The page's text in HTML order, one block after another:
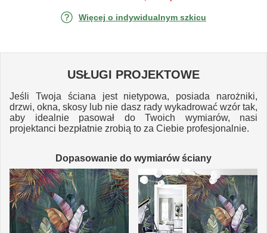
Więcej o indywidualnym szkicu
USŁUGI PROJEKTOWE
Jeśli Twoja ściana jest nietypowa, posiada narożniki,
drzwi, okna, skosy lub nie dasz rady wykadrować wzór tak,
aby idealnie pasował do Twoich wymiarów, nasi
projektanci bezpłatnie zrobią to za Ciebie profesjonalnie.
Dopasowanie do wymiarów ściany